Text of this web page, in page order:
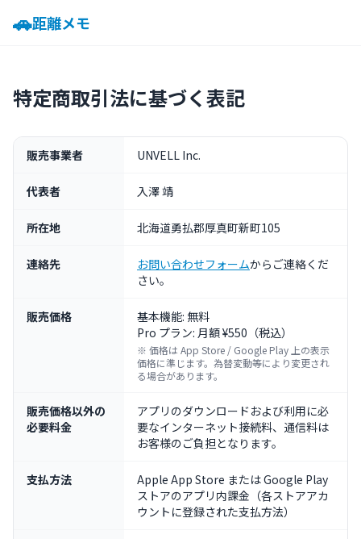
🚗距離メモ
特定商取引法に基づく表記
販売事業者 UNVELL Inc.
代表者 入澤 靖
所在地 北海道勇払郡厚真町新町105
連絡先 お問い合わせフォームからご連絡くだ
さい。
販売価格
基本機能: 無料
Pro プラン: 月額 ¥550（税込）
※ 価格は App Store / Google Play 上の表示
価格に準じます。為替変動等により変更され
る場合があります。
販売価格以外の
必要料金
アプリのダウンロードおよび利用に必
要なインターネット接続料、通信料は
お客様のご負担となります。
支払方法
Apple App Store または Google Play
ストアのアプリ内課金（各ストアアカ
ウントに登録された支払方法）